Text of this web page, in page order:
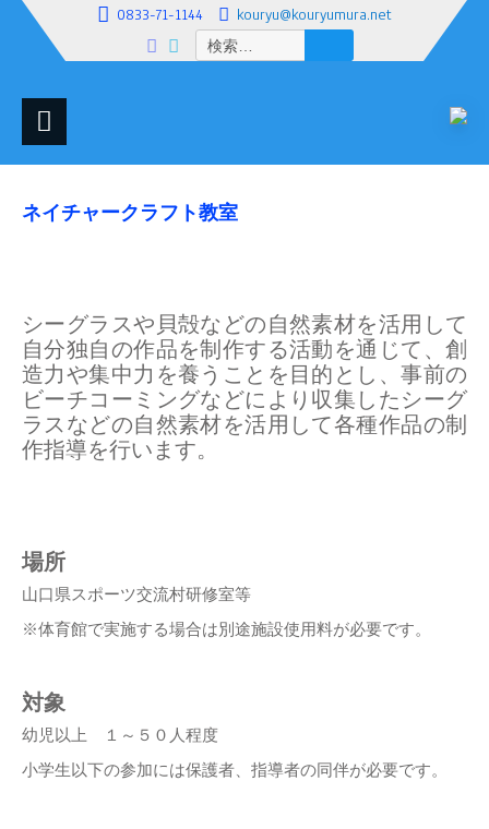
0833-71-1144
kouryu@kouryumura.net
検
索:
ネイチャークラフト教室
シーグラスや貝殻などの自然素材を活用して
自分独自の作品を制作する活動を通じて、創
造力や集中力を養うことを目的とし、事前の
ビーチコーミングなどにより収集したシーグ
ラスなどの自然素材を活用して各種作品の制
作指導を行います。
場所
山口県スポーツ交流村研修室等
※体育館で実施する場合は別途施設使用料が必要です。
対象
幼児以上 １～５０人程度
小学生以下の参加には保護者、指導者の同伴が必要です。